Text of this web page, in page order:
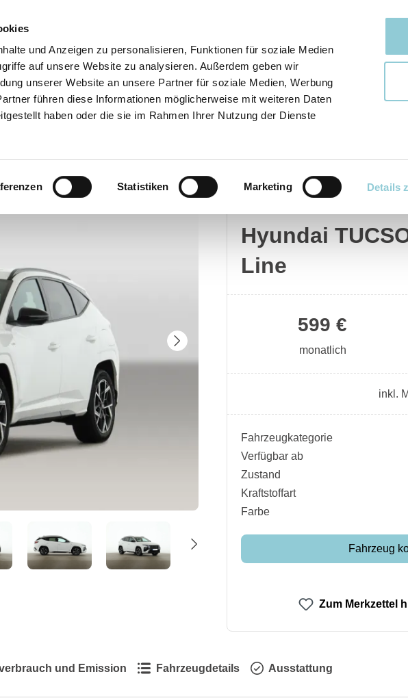
und Anzeigen zu personalisieren, Funktionen für soziale Medien
auf unsere Website zu analysieren. Außerdem geben wir
unserer Website an unsere Partner für soziale Medien, Werbung
führen diese Informationen möglicherweise mit weiteren Daten
haben oder die sie im Rahmen Ihrer Nutzung der Dienste
Statistiken Marketing Details
Kontakt
Hyundai
Hyundai
Line
599 €
monatlich
inkl.
Fahrzeugkategorie
Verfügbar ab
Zustand
Kraftstoffart
Farbe
Fahrzeug
Zum Merkzettel
und Emission Fahrzeugdetails Ausstattung